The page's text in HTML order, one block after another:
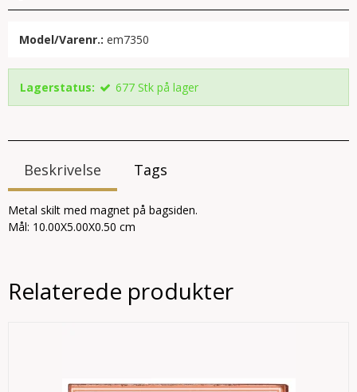
Model/Varenr.: em7350
Lagerstatus: 677 Stk på lager
Beskrivelse Tags
Metal skilt med magnet på bagsiden.
Mål: 10.00X5.00X0.50 cm
Relaterede produkter